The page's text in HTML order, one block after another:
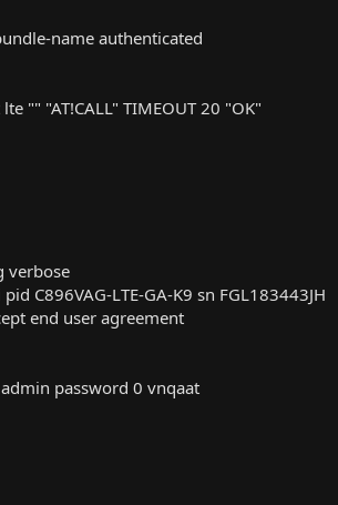
name authenticated
"" "AT!CALL" TIMEOUT 20 "OK"
verbose
C896VAG-LTE-GA-K9 sn FGL183443JH
end user agreement
password 0 vnqaat